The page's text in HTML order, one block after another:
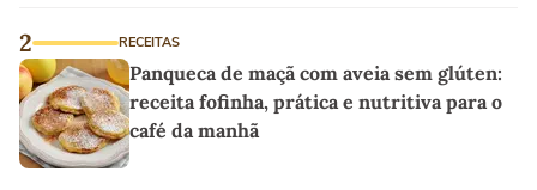
2 RECEITAS
Panqueca de maçã com aveia sem glúten:
receita fofinha, prática e nutritiva para o
café da manhã